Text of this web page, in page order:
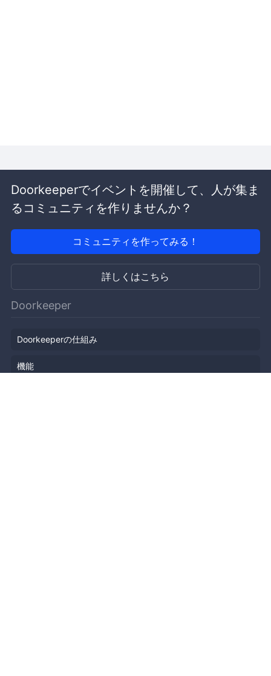
Doorkeeperでイベントを開催して、人が集ま
るコミュニティを作りませんか？
コミュニティを作ってみる！
詳しくはこちら
Doorkeeper
Doorkeeperの仕組み
機能